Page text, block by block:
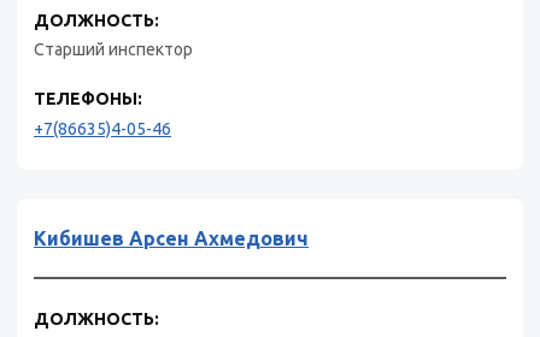
ДОЛЖНОСТЬ:
Старший инспектор
ТЕЛЕФОНЫ:
+7(86635)4-05-46
Кибишев Арсен Ахмедович
ДОЛЖНОСТЬ: